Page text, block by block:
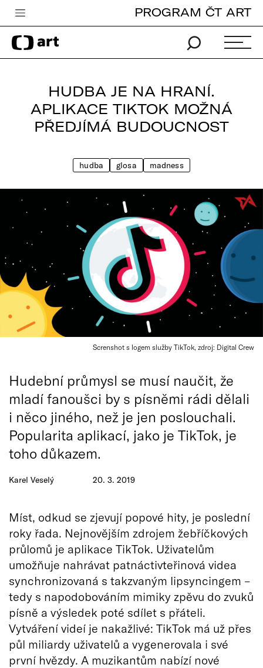
Česká televize
Zpravodajství
iVysílání
TV program
Vše o ČT
PROGRAM ČT ART
HUDBA JE NA HRANÍ.
APLIKACE TIKTOK MOŽNÁ
PŘEDJÍMÁ BUDOUCNOST
hudba glosa madness
Screnshot s logem služby TikTok, zdroj: Digital Crew
Karel Veselý 20. 3. 2019
Hudební průmysl se musí naučit, že
mladí fanoušci by s písněmi rádi dělali
i něco jiného, než je jen poslouchali.
Popularita aplikací, jako je TikTok, je
toho důkazem.
Míst, odkud se zjevují popové hity, je poslední
roky řada. Nejnovějším zdrojem žebříčkových
průlomů je aplikace TikTok. Uživatelům
umožňuje nahrávat patnáctivteřinová videa
synchronizovaná s takzvaným lipsyncingem –
tedy s napodobováním mimiky zpěvu do zvuků
písně a výsledek poté sdílet s přáteli.
Vytváření videí je nakažlivé: TikTok má už přes
půl miliardy uživatelů a vygenerovala i své
první hvězdy. A muzikantům nabízí nové